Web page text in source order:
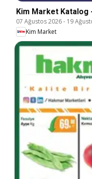
Kim Market
07 Ağustos 2026- 19
Kim Market